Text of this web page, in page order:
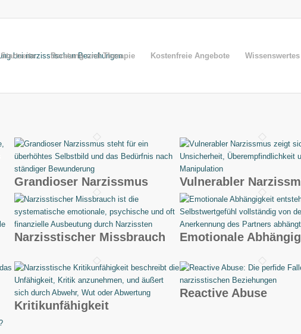
Startseite Beratung und Therapie Kostenfreie Angebote Wissenswertes
Grandioser Narzissmus Vulnerabler
Narzisstischer Missbrauch Emotionale
Kritikunfähigkeit
Reactive Abuse